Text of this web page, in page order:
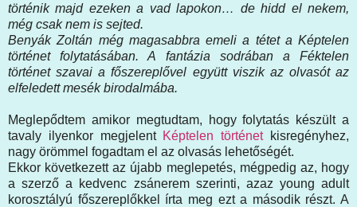
történik majd ezeken a vad lapokon… de hidd el nekem,
még csak nem is sejted.
Benyák Zoltán még magasabbra emeli a tétet a Képtelen
történet folytatásában. A fantázia sodrában a Féktelen
történet szavai a főszereplővel együtt viszik az olvasót az
elfeledett mesék birodalmába.
Meglepődtem amikor megtudtam, hogy folytatás készült a
tavaly ilyenkor megjelent Képtelen történetkisregényhez,
nagy örömmel fogadtam el az olvasás lehetőségét.
Ekkor következett az újabb meglepetés, mégpedig az, hogy
a szerző a kedvenc zsánerem szerinti, azaz young adult
korosztályú főszereplőkkel írta meg ezt a második részt. A